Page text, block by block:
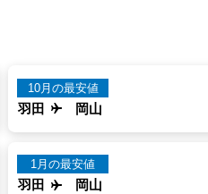
10月の最安値
羽田 岡山
1月の最安値
羽田 岡山